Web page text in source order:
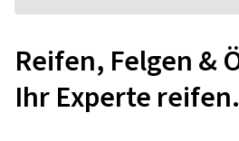
Reifen, Felgen &
Ihr Experte